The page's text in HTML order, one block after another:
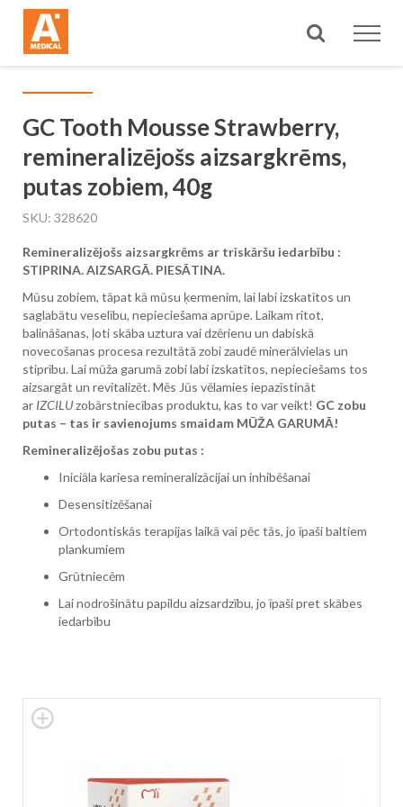
Meklēt
GC Tooth Mousse Strawberry,
remineralizējošs aizsargkrēms,
putas zobiem, 40g
SKU 328620
Remineralizējošs aizsargkrēms ar trīskāršu iedarbību :
STIPRINA. AIZSARGĀ. PIESĀTINA.
Mūsu zobiem, tāpat kā mūsu ķermenim, lai labi izskatītos un
saglabātu veselību, nepieciešama aprūpe. Laikam ritot,
balināšanas, ļoti skāba uztura vai dzērienu un dabiskā
novecošanas procesa rezultātā zobi zaudē minerālvielas un
stiprību. Lai mūža garumā zobi labi izskatītos, nepieciešams tos
aizsargāt un revitalizēt. Mēs Jūs vēlamies iepazīstināt
ar IZCILUzobārstniecības produktu, kas to var veikt! GC zobu
putas – tas ir savienojums smaidam MŪŽA GARUMĀ!
Remineralizējošas zobu putas :
Iniciāla kariesa remineralizācijai un inhibēšanai
Desensitizēšanai
Ortodontiskās terapijas laikā vai pēc tās, jo īpaši baltiem
plankumiem
Grūtniecēm
Lai nodrošinātu papildu aizsardzību, jo īpaši pret skābes
iedarbību
Skip
to